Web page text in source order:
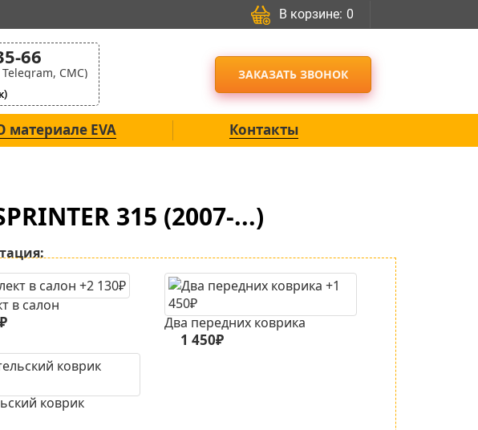
В корзине: 0
66
Telegram, СМС)
ЗАКАЗАТЬ ЗВОНОК
материале EVA Контакты
315 (2007-...)
в салон
Два передних коврика
1 450₽
коврик